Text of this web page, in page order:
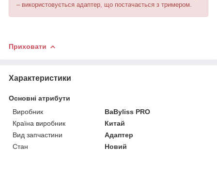
– використовується адаптер, що постачається з тримером.
Приховати
Характеристики
Основні атрибути
Виробник
BaByliss PRO
Країна виробник
Китай
Вид запчастини
Адаптер
Стан
Новий